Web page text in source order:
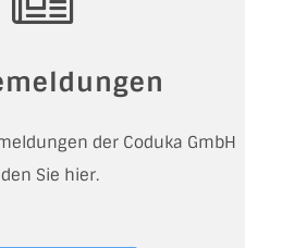
der Coduka GmbH
Sie hier.